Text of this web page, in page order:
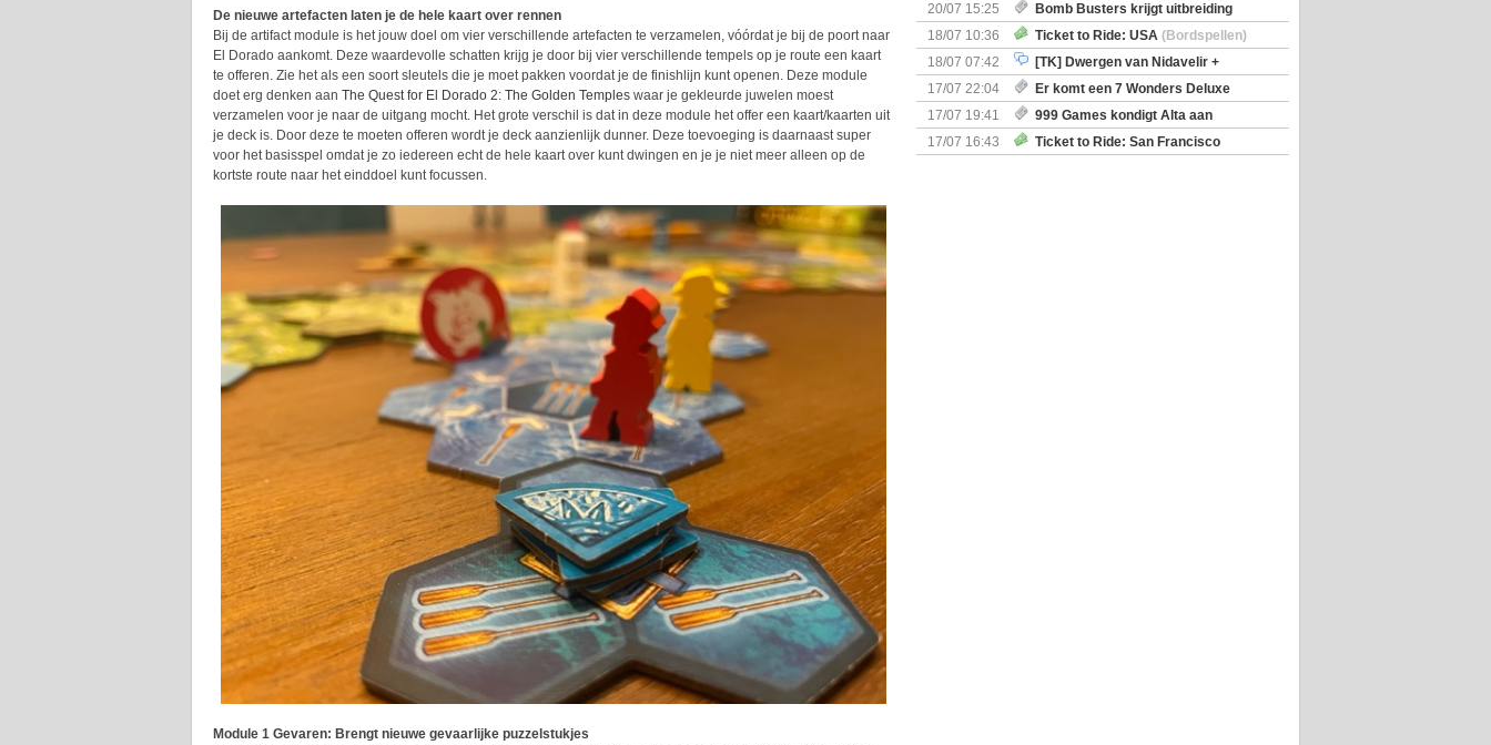
De nieuwe artefacten laten je de hele kaart over rennen
Bij de artifact module is het jouw doel om vier verschillende artefacten te verzamelen, vóórdat je bij de poort naar
El Dorado aankomt. Deze waardevolle schatten krijg je door bij vier verschillende tempels op je route een kaart
te offeren. Zie het als een soort sleutels die je moet pakken voordat je de finishlijn kunt openen. Deze module
doet erg denken aan The Quest for El Dorado 2: The Golden Temples waar je gekleurde juwelen moest
verzamelen voor je naar de uitgang mocht. Het grote verschil is dat in deze module het offer een kaart/kaarten uit
je deck is. Door deze te moeten offeren wordt je deck aanzienlijk dunner. Deze toevoeging is daarnaast super
voor het basisspel omdat je zo iedereen echt de hele kaart over kunt dwingen en je je niet meer alleen op de
kortste route naar het einddoel kunt focussen.
Module 1 Gevaren: Brengt nieuwe gevaarlijke puzzelstukjes
20/07 15:25
Bomb Busters krijgt uitbreiding
genaamd Pro Kit
18/07 10:36 Ticket to Ride: USA (Bordspellen)
18/07 07:42
[TK] Dwergen van Nidavelir +
Sherlock Holmes Consulting Detective
17/07 22:04
Er komt een 7 Wonders Deluxe
Monsterbox
17/07 19:41
999 Games kondigt Alta aan
17/07 16:43
Ticket to Ride: San Francisco